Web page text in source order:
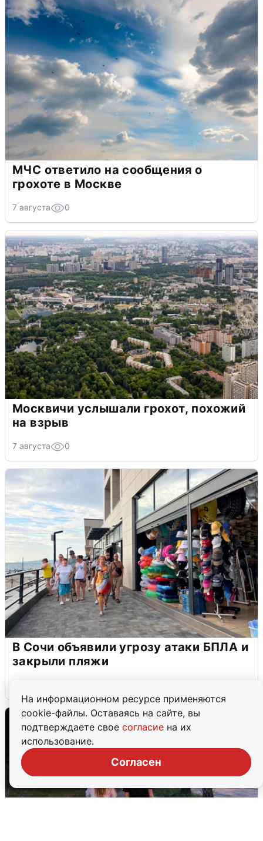
На информационном ресурсе применяются
cookie-файлы. Оставаясь на сайте, вы
подтверждаете свое согласие на их
использование.
Согласен
МЧС ответило на сообщения о
грохоте в Москве
7 августа 0
Москвичи услышали грохот, похожий
на взрыв
7 августа 0
В Сочи объявили угрозу атаки БПЛА и
закрыли пляжи